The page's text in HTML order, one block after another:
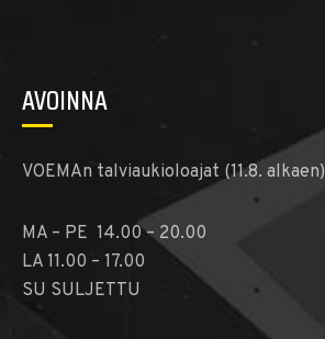
AVOINNA
VOEMAn talviaukioloajat (11.8. alkaen)
MA – PE 14.00 – 20.00
LA 11.00 – 17.00
SU SULJETTU